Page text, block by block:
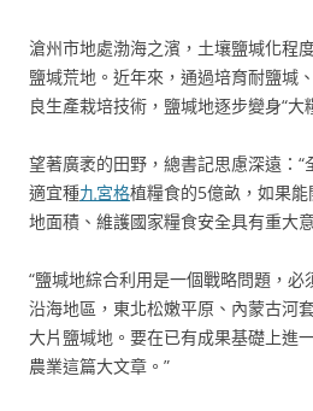
滄州市地處渤海之濱，土壤鹽堿化程
鹽堿荒地。近年來，通過培育耐鹽堿
良生產栽培技術，鹽堿地逐步變身“大
望著廣袤的田野，總書記思慮深遠：
適宜種九宮格植糧食的5億畝，如果
地面積、維護國家糧食安全具有重大
“鹽堿地綜合利用是一個戰略問題，
沿海地區，東北松嫩平原、內蒙古河
大片鹽堿地。要在已有成果基礎上進
農業這篇大文章。”